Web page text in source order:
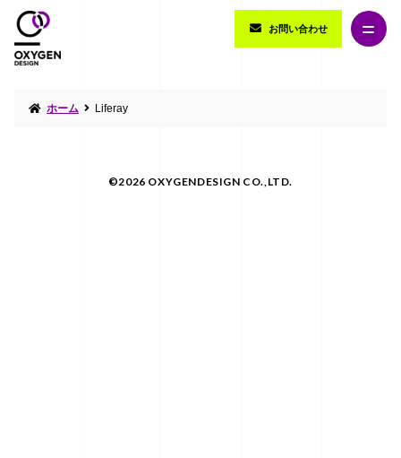
お問い合わせ
ホーム Liferay
©2026 OXYGENDESIGN CO.,LTD.